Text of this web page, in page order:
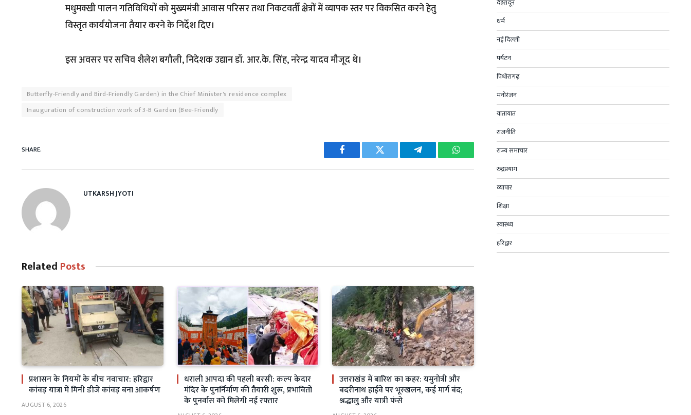
मधुमक्खी पालन गतिविधियों को मुख्यमंत्री आवास परिसर तथा निकटवर्ती क्षेत्रों में व्यापक स्तर पर विकसित करने हेतु
विस्तृत कार्ययोजना तैयार करने के निर्देश दिए।
इस अवसर पर सचिव शैलेश बगौली, निदेशक उद्यान डॉ. आर.के. सिंह, नरेन्द्र यादव मौजूद थे।
Butterfly-Friendly and Bird-Friendly Garden) in the Chief Minister's residence complex
Inauguration of construction work of 3-B Garden (Bee-Friendly
SHARE.
Facebook Twitter Telegram WhatsApp
UTKARSH JYOTI
Related Posts
प्रशासन के नियमों के बीच नवाचार: हरिद्वार
कांवड़ यात्रा में मिनी डीजे कांवड़ बना आकर्षण
AUGUST 6, 2026
धराली आपदा की पहली बरसी: कल्प केदार
मंदिर के पुनर्निर्माण की तैयारी शुरू, प्रभावितों
के पुनर्वास को मिलेगी नई रफ्तार
उत्तराखंड में बारिश का कहर: यमुनोत्री और
बदरीनाथ हाईवे पर भूस्खलन, कई मार्ग बंद;
श्रद्धालु और यात्री फंसे
देहरादून
धर्म
नई दिल्ली
पर्यटन
पिथोरागढ़
मनोरंजन
यातायात
राजनीति
राज्य समाचार
रुद्रप्रयाग
व्यापार
शिक्षा
स्वास्थ्य
हरिद्वार